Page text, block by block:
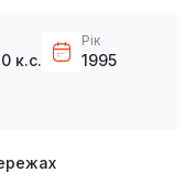
к.с.
Рік
1995